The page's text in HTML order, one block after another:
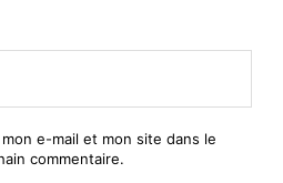
e-mail et mon site dans le
commentaire.